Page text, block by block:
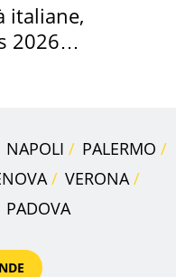
italiane,
2026
NAPOLI
PALERMO
VERONA
PADOVA